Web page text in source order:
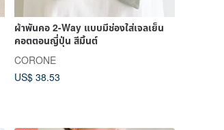
ผ้าพันคอ 2-Way แบบมีช่องใส่เจลเย็น
คอตตอนญี่ปุ่น สีมิ้นต์
CORONE
US$ 38.53